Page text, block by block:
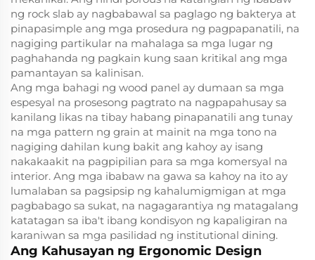
ng rock slab ay nagbabawal sa paglago ng bakterya at
pinapasimple ang mga prosedura ng pagpapanatili, na
nagiging partikular na mahalaga sa mga lugar ng
paghahanda ng pagkain kung saan kritikal ang mga
pamantayan sa kalinisan.
Ang mga bahagi ng wood panel ay dumaan sa mga
espesyal na prosesong pagtrato na nagpapahusay sa
kanilang likas na tibay habang pinapanatili ang tunay
na mga pattern ng grain at mainit na mga tono na
nagiging dahilan kung bakit ang kahoy ay isang
nakakaakit na pagpipilian para sa mga komersyal na
interior. Ang mga ibabaw na gawa sa kahoy na ito ay
lumalaban sa pagsipsip ng kahalumigmigan at mga
pagbabago sa sukat, na nagagarantiya ng matagalang
katatagan sa iba't ibang kondisyon ng kapaligiran na
karaniwan sa mga pasilidad ng institutional dining.
Ang Kahusayan ng Ergonomic Design